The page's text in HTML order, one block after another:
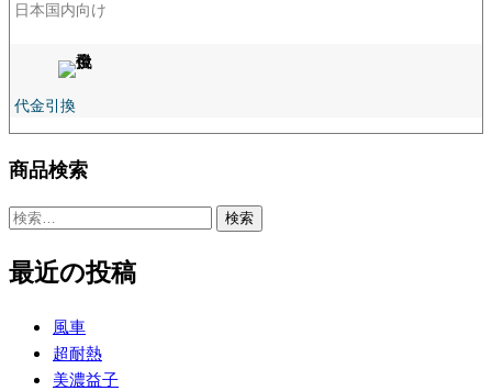
日本国内向け
代金引換
商品検索
検
最近の投稿
風車
超耐熱
美濃益子